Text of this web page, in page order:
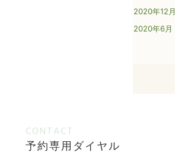
タップでお電話可能です。
2020年12月
2020年6月
CONTACT
予約専用ダイヤル